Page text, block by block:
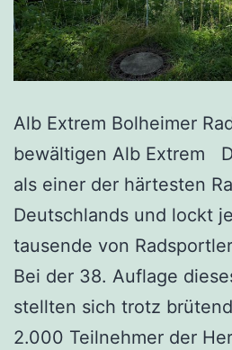
Alb Extrem Bolheimer
bewältigen Alb Extrem
als einer der härtesten
Deutschlands und lockt
tausende von
Bei der 38. Auflage
stellten sich trotz
2.000 Teilnehmer der